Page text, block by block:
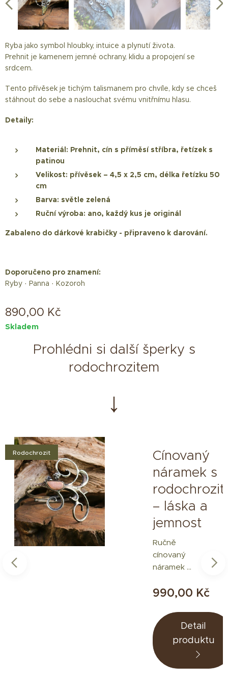
strážkyně tichých vod
prehnit s rybkou
cínované šperky s minerály
ručně vyrobený šperk s prehnitem
šperky gabriela
Ryba jako symbol hloubky, intuice a plynutí života.
Prehnit je kamenem jemné ochrany, klidu a propojení se
srdcem.
Tento přívěsek je tichým talismanem pro chvíle, kdy se chceš
stáhnout do sebe a naslouchat svému vnitřnímu hlasu.
Detaily:
Materiál: Prehnit, cín s příměsí stříbra, řetízek s
patinou
Velikost: přívěsek – 4,5 x 2,5 cm, délka řetízku 50
cm
Barva: světle zelená
Ruční výroba: ano, každý kus je originál
Zabaleno do dárkové krabičky - připraveno k darování.
Doporučeno pro znamení:
Ryby · Panna · Kozoroh
890,00 Kč
Skladem
Prohlédni si další šperky s
rodochrozitem
↓
Rodochrozit
Cínovaný
náramek s
– láska a
jemnost
Ručně
cínovaný
náramek s
tem,
lásky,
ženskosti
a emocí.
Význam:
Podporuje
990,00 Kč
Detail
produktu